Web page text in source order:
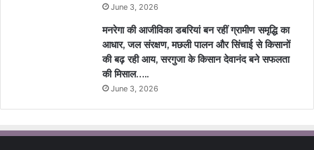
June 3, 2026
मनरेगा की आजीविका डबरियां बन रहीं ग्रामीण समृद्धि का
आधार, जल संरक्षण, मछली पालन और सिंचाई से किसानों
की बढ़ रही आय, सरगुजा के किसान देवानंद बने सफलता
की मिसाल…..
June 3, 2026